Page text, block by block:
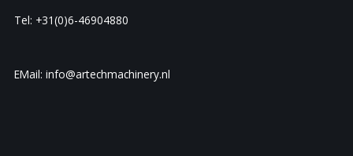
Tel: +31(0)6-46904880
EMail: info@artechmachinery.nl